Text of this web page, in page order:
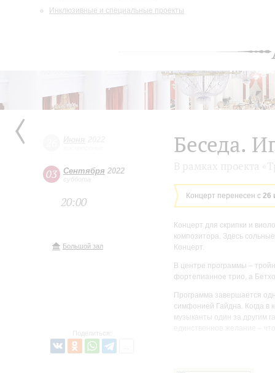
Инклюзивные и специальные проекты
03 Сентября 2022
суббота
20:00
Большой зал
Поделиться:
Беседа.
Концерт перенесен с 26
Концерт для скрипки и
композитора. Здесь
Концерт.
В центре программы –
фортепианное трио, а
Программа завершается
симфонией Гайдна. Когда в
музыканты один за другим